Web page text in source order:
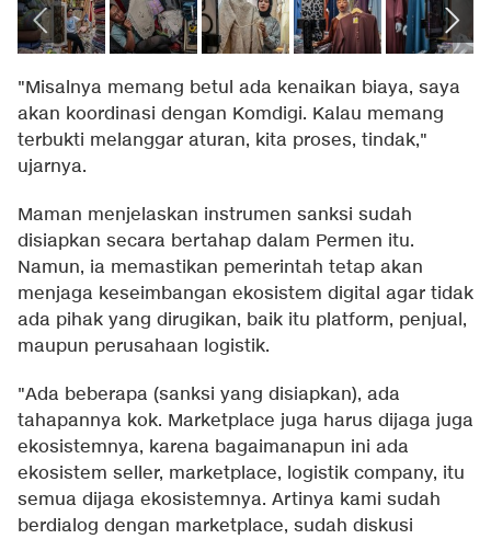
"Misalnya memang betul ada kenaikan biaya, saya
akan koordinasi dengan Komdigi. Kalau memang
terbukti melanggar aturan, kita proses, tindak,"
ujarnya.
Maman menjelaskan instrumen sanksi sudah
disiapkan secara bertahap dalam Permen itu.
Namun, ia memastikan pemerintah tetap akan
menjaga keseimbangan ekosistem digital agar tidak
ada pihak yang dirugikan, baik itu platform, penjual,
maupun perusahaan logistik.
"Ada beberapa (sanksi yang disiapkan), ada
tahapannya kok. Marketplace juga harus dijaga juga
ekosistemnya, karena bagaimanapun ini ada
ekosistem seller, marketplace, logistik company, itu
semua dijaga ekosistemnya. Artinya kami sudah
berdialog dengan marketplace, sudah diskusi